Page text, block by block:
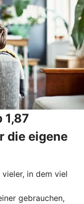
1,87
die eigene
vieler, in dem viel
gebrauchen,